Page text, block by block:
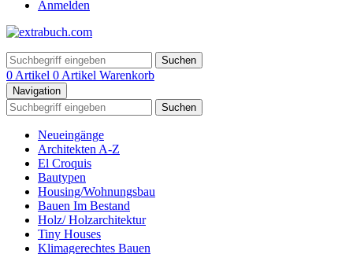
Anmelden
Suchen
0 Artikel 0 Artikel Warenkorb
Navigation
Suchen
Neueingänge
Architekten A-Z
El Croquis
Bautypen
Housing/Wohnungsbau
Bauen Im Bestand
Holz/ Holzarchitektur
Tiny Houses
Klimagerechtes Bauen